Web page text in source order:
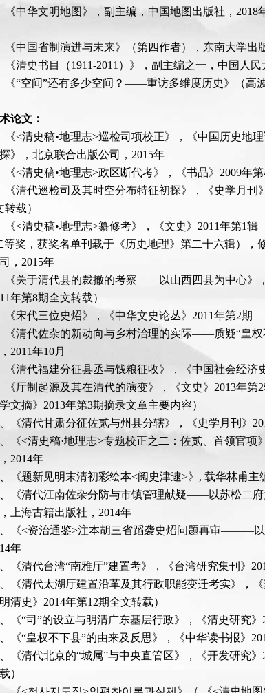
《中华文明地图》，副主编，中国地图出版社，
《中国省制演进与未来》（第四作者），东南大学出
《清史书目（1911-2011）》，副主编之一，中国人
《“空间”还有多少空间？——重访多维度历史》（高
论文：
《<清史稿•地理志>巡检司项校正》，《中国历史地
》，北京联合出版公司，2015年
《<清史稿•地理志>政区断代考》，《书品》2009年第
《清代巡检司及其时空分布特征初探》，《史学月刊
载）
《<清史稿•地理志>纂修考》，《文史》2011年第1
等奖，获奖名单刊载于《历史地理》第二十六辑）
，2015年
《关于清代县的裁撤的考察——以山西四县为中心》
年第8期全文转载）
《宋代三位史炤》，《中华文史论丛》2011年第2期
《清代佐杂的新动向与乡村治理的实际——质疑“皇
2011年10月
《清代福建分征县丞与钱粮征收》，《中国社会经济
《厅制起源及其在清代的演变》，《文史》2013年
学文摘》2013年第3期摘录文章主要内容）
《清代甘肃分征佐贰与州县分辖》，《史学月刊》
《<清史稿·地理志>专题校正之二：佐贰、首领官
2014年
《题新见明末清初彩绘本<阅史津逮>》, 载华林甫
《清代江南佐杂分防与市镇管理献疑——以苏松二
上海古籍出版社，2014年
《<资治通鉴>注本胡三省蹈袭史炤问题再审———
年
《清代台湾“南雅厅”建置考》，《台湾研究集刊》
《清代太湖厅建置沿革及其行政职能变迁考实》，
清史》2014年第12期全文转载）
《“司”的设立与明清广东基层行政》，《清史研究》
《“皇权不下县”的由来及反思》，《中华读书报》
《清代北京的“城属”与中央直管区》，《开发研究
）